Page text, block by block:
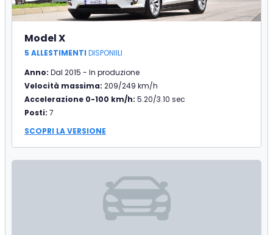
Model X
5 ALLESTIMENTI DISPONIILI
Anno: Dal 2015 - In produzione
Velocità massima: 209/249 km/h
Accelerazione 0-100 km/h: 5.20/3.10 sec
Posti: 7
SCOPRI LA VERSIONE